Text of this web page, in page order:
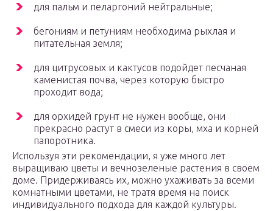
для пальм и пеларгоний нейтральные;
бегониям и петуниям необходима рыхлая и
питательная земля;
для цитрусовых и кактусов подойдет песчаная
каменистая почва, через которую быстро
проходит вода;
для орхидей грунт не нужен вообще, они
прекрасно растут в смеси из коры, мха и корней
папоротника.
Используя эти рекомендации, я уже много лет
выращиваю цветы и вечнозеленые растения в своем
доме. Придерживаясь их, можно ухаживать за всеми
комнатными цветами, не тратя время на поиск
индивидуального подхода для каждой культуры.